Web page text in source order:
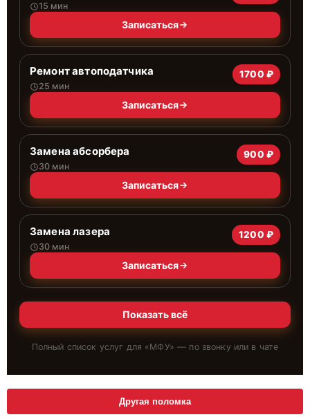
15 мин
Записаться
Ремонт автоподатчика
25 мин
1700 ₽
Записаться
Замена абсорбера
30 мин
900 ₽
Записаться
Замена лазера
30 мин
1200 ₽
Записаться
Показать всё
Полный список услуг для «МФУ» — по звонку или в чате
Другая поломка